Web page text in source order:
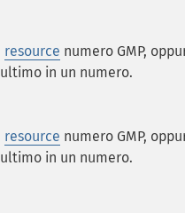
resource numero GMP,
in un numero.
resource numero GMP,
in un numero.